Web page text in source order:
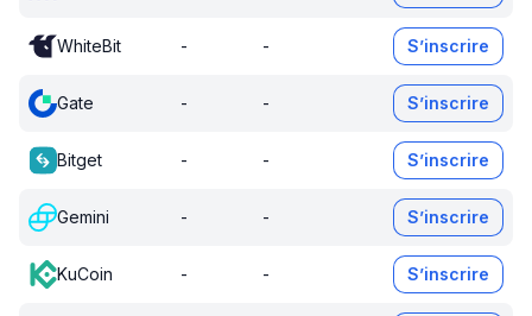
WhiteBit - - S’inscrire
Gate - - S’inscrire
Bitget - - S’inscrire
Gemini - - S’inscrire
KuCoin - - S’inscrire